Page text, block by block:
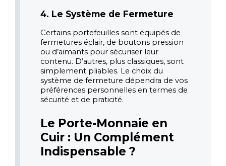
4. Le Système de Fermeture
Certains portefeuilles sont équipés de
fermetures éclair, de boutons pression
ou d’aimants pour sécuriser leur
contenu. D’autres, plus classiques, sont
simplement pliables. Le choix du
système de fermeture dépendra de vos
préférences personnelles en termes de
sécurité et de praticité.
Le Porte-Monnaie en
Cuir : Un Complément
Indispensable ?